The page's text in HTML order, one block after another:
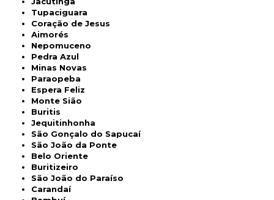
Tupaciguara
Coração de Jesus
Aimorés
Nepomuceno
Pedra Azul
Minas Novas
Paraopeba
Espera Feliz
Monte Sião
Buritis
Jequitinhonha
São Gonçalo do Sapucaí
São João da Ponte
Belo Oriente
Buritizeiro
São João do Paraíso
Carandaí